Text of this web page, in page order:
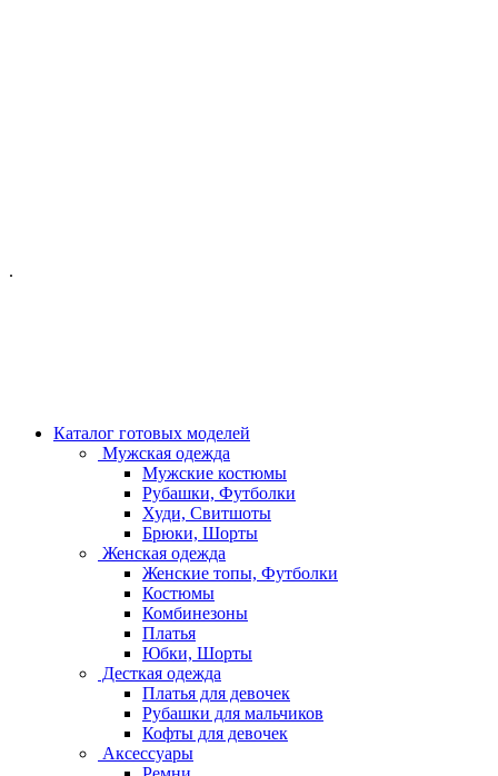
.
Каталог готовых моделей
Мужская одежда
Мужские костюмы
Рубашки, Футболки
Худи, Свитшоты
Брюки, Шорты
Женская одежда
Женские топы, Футболки
Костюмы
Комбинезоны
Платья
Юбки, Шорты
Десткая одежда
Платья для девочек
Рубашки для мальчиков
Кофты для девочек
Аксессуары